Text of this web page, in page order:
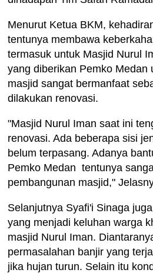
Menurut Ketua BKM,
tentunya membawa
termasuk untuk Masjid Nurul
yang diberikan Pemko Medan
masjid sangat bermanfaat
dilakukan renovasi.
"Masjid Nurul Iman saat ini
renovasi. Ada beberapa sisi
belum terpasang. Adanya
Pemko Medan tentunya
pembangunan masjid,"
Selanjutnya Syafi'i Sinaga
yang menjadi keluhan warga
masjid Nurul Iman.
permasalahan banjir yang
jika hujan turun. Selain itu